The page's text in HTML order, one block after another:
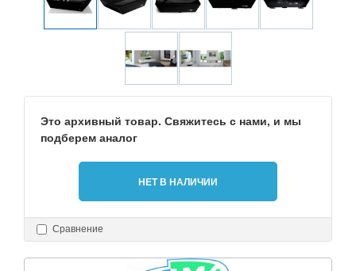
Это архивный товар. Свяжитесь с нами, и мы
подберем аналог
НЕТ В НАЛИЧИИ
Сравнение